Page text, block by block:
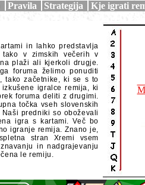
Pravila Strategija Kje igrati
in lahko predstavlja
tako v zimskih večerih v
plaži ali kjerkoli drugje.
foruma želimo ponuditi
tako začetnike, ki se s to
igralce remija, ki
foruma deliti z drugimi.
točka vseh slovenskih
predniki so oboževali
igra s kartami. Več bo
igranje remija. Znano je,
stran Xremi vsem
in nadgrajevanju
le remiju.